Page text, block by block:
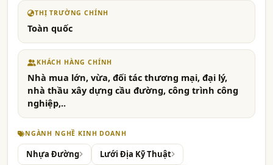
THỊ TRƯỜNG CHÍNH
Toàn quốc
KHÁCH HÀNG CHÍNH
Nhà mua lớn, vừa, đối tác thương mại, đại lý,
nhà thầu xây dựng cầu đường, công trình công
nghiệp,..
NGÀNH NGHỀ KINH DOANH
Nhựa Đường
Lưới Địa Kỹ Thuật